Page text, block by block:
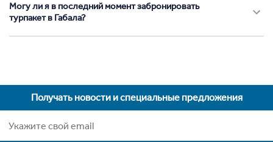
Могу ли я в последний момент забронировать
турпакет в Габала?
Получать новости и специальные предложения